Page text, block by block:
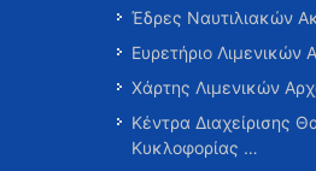
Έδρες Ναυτιλιακών
Ευρετήριο Λιμενικών
Χάρτης Λιμενικών
Κέντρα Διαχείρισης
Κυκλοφορίας …